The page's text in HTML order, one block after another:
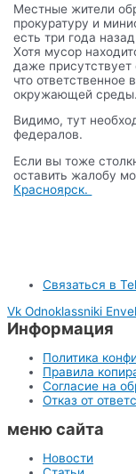
Местные жители
прокуратуру и
есть три года
Хотя мусор
даже
что ответственное
окружающей среды.
Видимо, тут
федералов.
Если вы тоже
оставить жалобу
Красноярск.
Связаться в
Vk Odnoklassniki
Информация
Политика
Правила
Согласие на
Отказ от
меню сайта
Новости